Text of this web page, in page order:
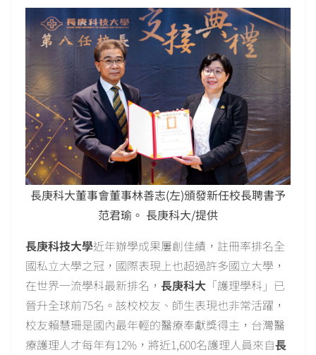
長庚科大董事會董事林善志(左)頒發新任校長聘書予
范君瑜。 長庚科大/提供
長庚科技大學近年辦學成果屢創佳績，註冊率排名全
國私立大學之冠，國際表現上也超過許多國立大學，
在世界一流學科最新排名， 長庚科大 「護理學科」已
晉升全球前75名。該校校友、師生表現也非常活躍，
校友賴慧珊是國內最年輕的醫療奉獻獎得主，台灣醫
療護理人才每年有12%，將近1,600名護理人員來自長